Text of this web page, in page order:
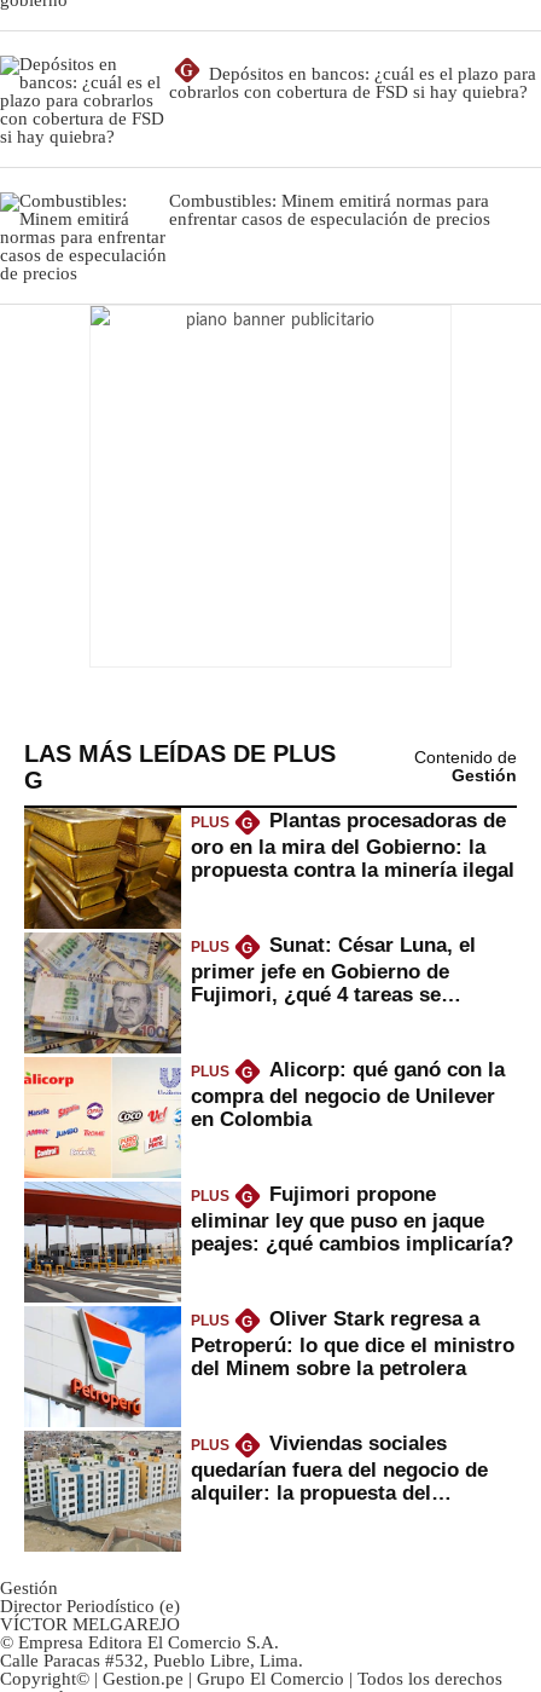
G
Depósitos en bancos: ¿cuál es el plazo para
cobrarlos con cobertura de FSD si hay quiebra?
Combustibles: Minem emitirá normas para
enfrentar casos de especulación de precios
LAS MÁS LEÍDAS DE PLUS
G
Contenido de
Gestión
PLUS G
Plantas procesadoras de
oro en la mira del Gobierno: la
propuesta contra la minería ilegal
PLUS G
Sunat: César Luna, el
primer jefe en Gobierno de
Fujimori, ¿qué 4 tareas se
PLUS G
Alicorp: qué ganó con la
compra del negocio de Unilever
en Colombia
PLUS G
Fujimori propone
eliminar ley que puso en jaque
peajes: ¿qué cambios implicaría?
PLUS G
Oliver Stark regresa a
Petroperú: lo que dice el ministro
del Minem sobre la petrolera
PLUS G
Viviendas sociales
quedarían fuera del negocio de
alquiler: la propuesta del
Gestión
Director Periodístico (e)
VÍCTOR MELGAREJO
© Empresa Editora El Comercio S.A.
Calle Paracas #532, Pueblo Libre, Lima.
Copyright© | Gestion.pe | Grupo El Comercio | Todos los derechos